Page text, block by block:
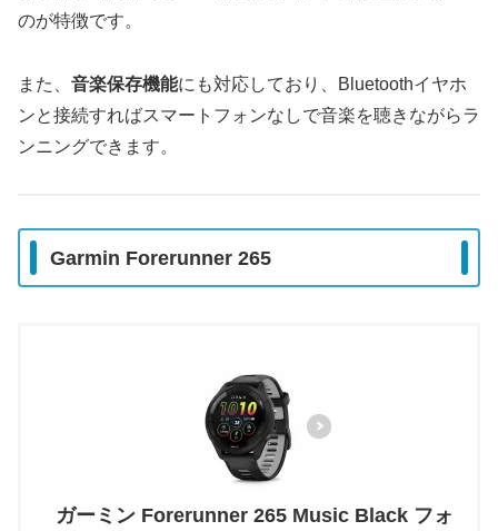
のが特徴です。
また、 音楽保存機能にも対応しており、Bluetoothイヤホ
ンと接続すればスマートフォンなしで音楽を聴きながらラ
ンニングできます。
Garmin Forerunner 265
ガーミン Forerunner 265 Music Black フォ